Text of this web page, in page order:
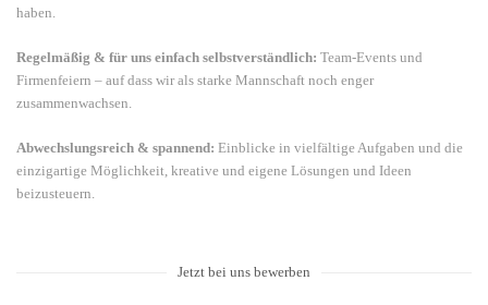
haben.
Regelmäßig & für uns einfach selbstverständlich: Team-Events und
Firmenfeiern – auf dass wir als starke Mannschaft noch enger
zusammenwachsen.
Abwechslungsreich & spannend: Einblicke in vielfältige Aufgaben und die
einzigartige Möglichkeit, kreative und eigene Lösungen und Ideen
beizusteuern.
Jetzt bei uns bewerben